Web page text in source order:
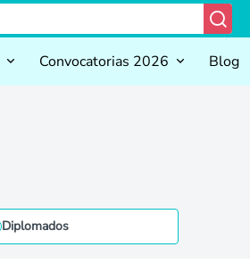
Convocatorias 2026 Blog
Diplomados